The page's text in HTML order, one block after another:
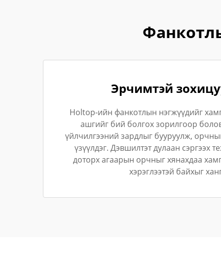
Эрчимтэй
Holtop-ийн фанкотлын нэгжүүдийг
ашгийг бий болгох зорилгоор
үйлчилгээний зардлыг бууруулж,
үзүүлдэг. Дэвшилтэт дулаан сэргээх
доторх агаарын орчныг хянахдаа
хэрэглээтэй байхыг